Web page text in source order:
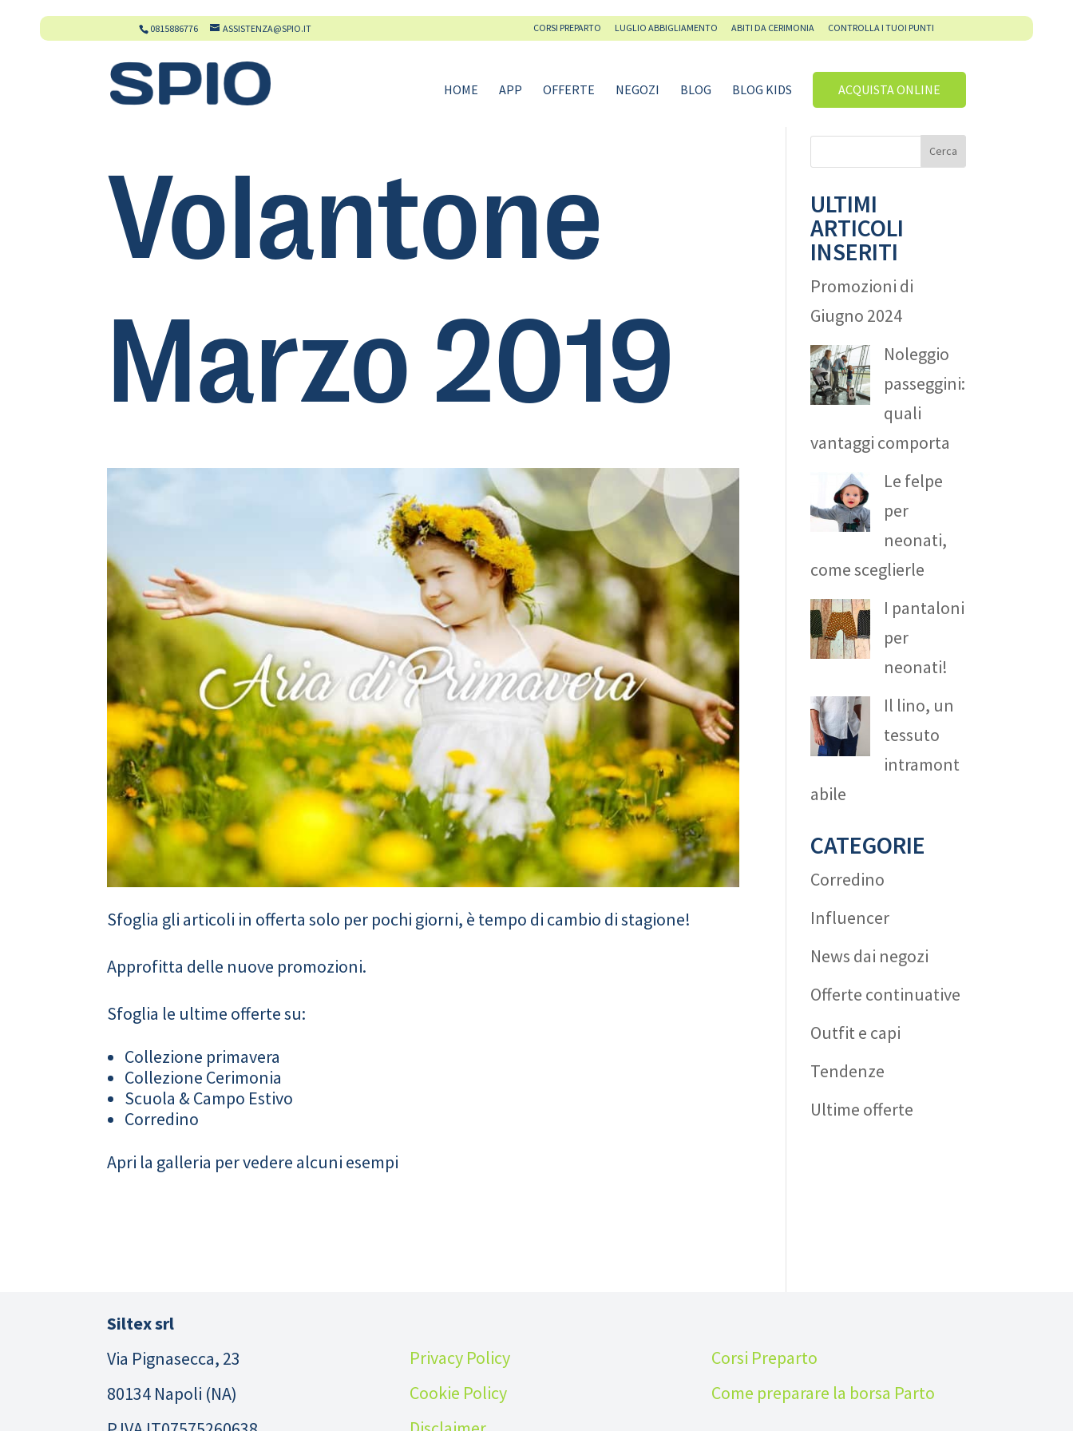
0815886776 ASSISTENZA@SPIO.IT CORSI PREPARTO LUGLIO ABBIGLIAMENTO ABITI DA CERIMONIA CONTROLLA I TUOI PUNTI
HOME APP OFFERTE NEGOZI BLOG BLOG KIDS ACQUISTA ONLINE
Volantone
Marzo 2019
Sfoglia gli articoli in offerta solo per pochi giorni, è tempo di cambio di stagione!
Approfitta delle nuove promozioni.
Sfoglia le ultime offerte su:
Collezione primavera
Collezione Cerimonia
Scuola & Campo Estivo
Corredino
Apri la galleria per vedere alcuni esempi
ULTIMI
ARTICOLI
INSERITI
Promozioni di
Giugno 2024
Noleggio
passeggini:
quali
vantaggi comporta
Le felpe
per
neonati,
come sceglierle
I pantaloni
per
neonati!
Il lino, un
tessuto
intramont
abile
CATEGORIE
Corredino
Influencer
News dai negozi
Offerte continuative
Outfit e capi
Tendenze
Ultime offerte
Siltex srl
Via Pignasecca, 23
80134 Napoli (NA)
Privacy Policy
Cookie Policy
Corsi Preparto
Come preparare la borsa Parto